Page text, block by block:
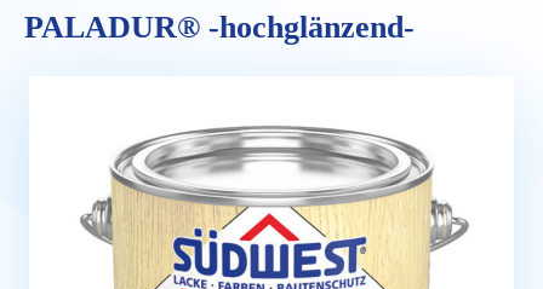
PALADUR® -hochglänzend-